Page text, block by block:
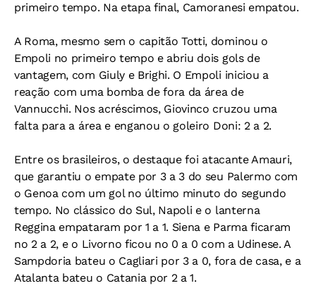
primeiro tempo. Na etapa final, Camoranesi empatou.
A Roma, mesmo sem o capitão Totti, dominou o
Empoli no primeiro tempo e abriu dois gols de
vantagem, com Giuly e Brighi. O Empoli iniciou a
reação com uma bomba de fora da área de
Vannucchi. Nos acréscimos, Giovinco cruzou uma
falta para a área e enganou o goleiro Doni: 2 a 2.
Entre os brasileiros, o destaque foi atacante Amauri,
que garantiu o empate por 3 a 3 do seu Palermo com
o Genoa com um gol no último minuto do segundo
tempo. No clássico do Sul, Napoli e o lanterna
Reggina empataram por 1 a 1. Siena e Parma ficaram
no 2 a 2, e o Livorno ficou no 0 a 0 com a Udinese. A
Sampdoria bateu o Cagliari por 3 a 0, fora de casa, e a
Atalanta bateu o Catania por 2 a 1.